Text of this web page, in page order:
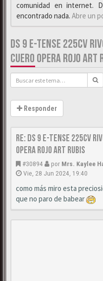
comunidad en internet.
encontrado nada. Abre un
DS 9 E-TENSE 225CV
CUERO OPERA ROJO ART
Responder
Re: DS 9 E-Tense 225cv
Opera Rojo Art Rubis
#30894 por Mrs. Kaylee
Vie, 28 Jun 2024, 19:40
como más miro esta
que no paro de babear